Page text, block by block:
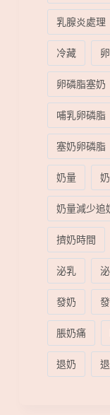
乳腺炎處理
冷藏
卵磷脂塞奶
哺乳卵磷脂
塞奶卵磷脂
奶量
奶量減少追
擠奶時間
泌乳
發奶
脹奶痛
退奶